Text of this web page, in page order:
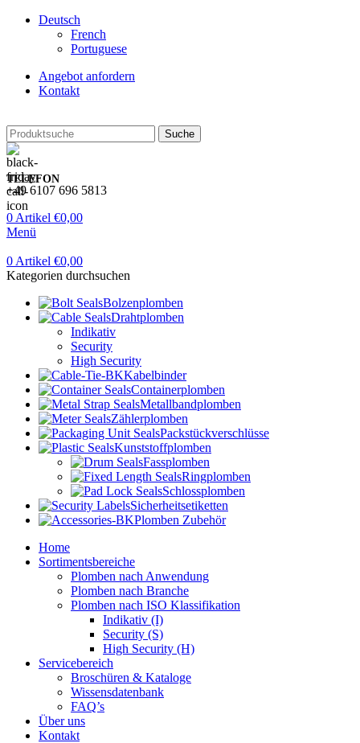
Deutsch
French
Portuguese
Angebot anfordern
Kontakt
Suche
TELEFON
+49 6107 696 5813
0 Artikel €0,00
Menü
0 Artikel €0,00
Kategorien durchsuchen
Bolzenplomben
Drahtplomben
Indikativ
Security
High Security
Kabelbinder
Containerplomben
Metallbandplomben
Zählerplomben
Packstückverschlüsse
Kunststoffplomben
Fassplomben
Ringplomben
Schlossplomben
Sicherheitsetiketten
Plomben Zubehör
Home
Sortimentsbereiche
Plomben nach Anwendung
Plomben nach Branche
Plomben nach ISO Klassifikation
Indikativ (I)
Security (S)
High Security (H)
Servicebereich
Broschüren & Kataloge
Wissensdatenbank
FAQ’s
Über uns
Kontakt